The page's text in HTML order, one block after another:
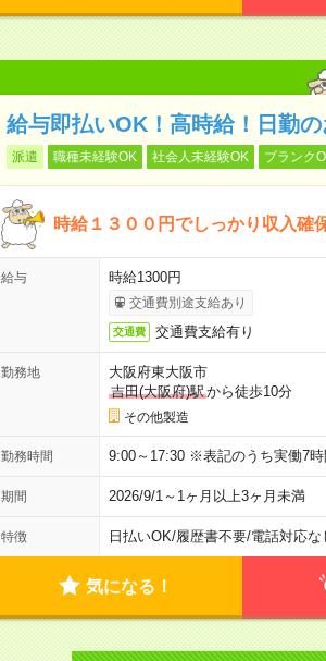
給与即払いOK！高時給！日勤
派遣 職種未経験OK 社会人未経験OK ブランク
時給１３００円でしっかり収入確
給与 時給1300円
交通費別途支給あり
交通費 交通費支給有り
勤務地
大阪府東大阪市
吉田(大阪府)駅から徒歩10分
その他製造
勤務時間 9:00～17:30 ※表記のうち実働7時
期間 2026/9/1～1ヶ月以上3ヶ月未満
特徴 日払いOK/履歴書不要/電話対応な
気になる！